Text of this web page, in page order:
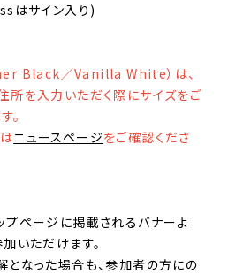
はサイン入り)
Black／Vanilla White）は、
所を入力いただく際にサイズをご
。
ニュースページをご確認くださ
プページに掲載されるバナーよ
いただけます。
となった場合も、参加者の方にの